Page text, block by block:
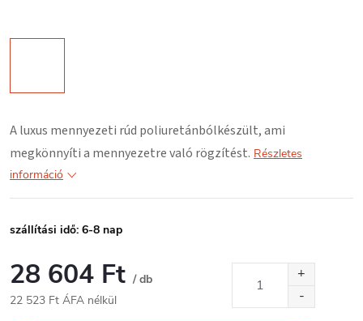
A luxus mennyezeti rúd poliuretánbólkészült, ami
megkönnyíti a mennyezetre való rögzítést. Részletes
információ
szállítási idő: 6-8 nap
28 604 Ft / db
22 523 Ft ÁFA nélkül